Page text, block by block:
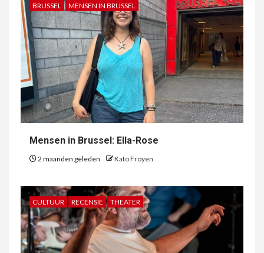
BRUSSEL MENSEN IN BRUSSEL
Mensen in Brussel: Ella-Rose
2 maanden geleden Kato Froyen
CULTUUR RECENSIE THEATER